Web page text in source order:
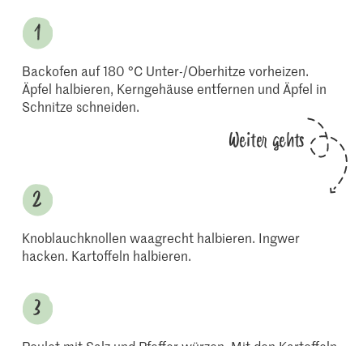
Backofen auf 180 °C Unter-/Oberhitze vorheizen.
Äpfel halbieren, Kerngehäuse entfernen und Äpfel in
Schnitze schneiden.
Weiter gehts
Knoblauchknollen waagrecht halbieren. Ingwer
hacken. Kartoffeln halbieren.